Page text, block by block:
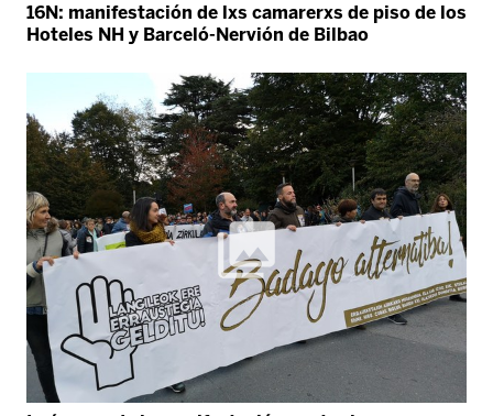
16N: manifestación de lxs camarerxs de piso de los
Hoteles NH y Barceló-Nervión de Bilbao